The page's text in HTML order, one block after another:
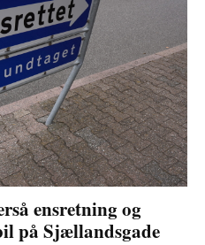
ensretning og
på Sjællandsgade